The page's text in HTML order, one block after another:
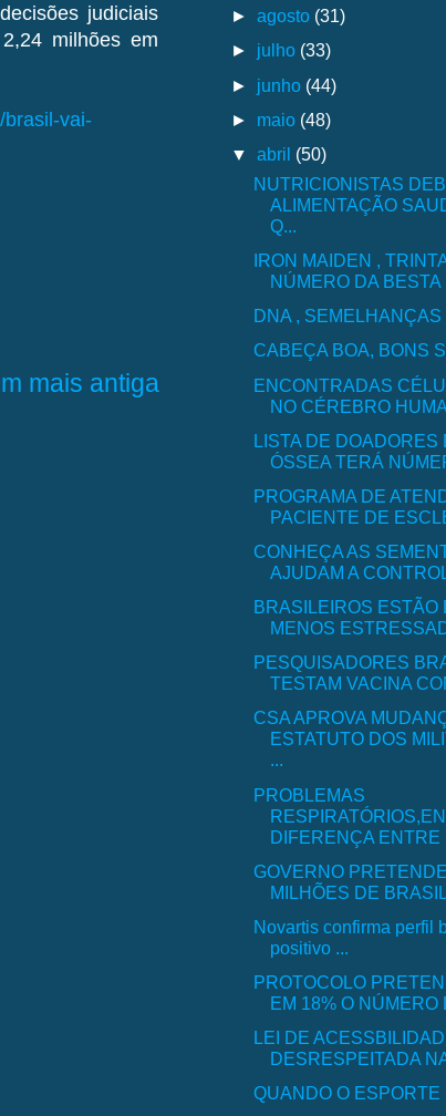
judiciais
milhões em
brasil-vai-
mais antiga
►agosto (31)
► julho (33)
► junho (44)
► maio (48)
▼abril (50)
NUTRICIONISTAS
ALIMENTAÇÃO
Q...
IRON MAIDEN ,
NÚMERO DA BESTA
DNA ,
CABEÇA BOA, BONS
ENCONTRADAS
NO CÉREBRO
LISTA DE DOADORES
ÓSSEA TERÁ
PROGRAMA DE
PACIENTE DE
CONHEÇA AS
AJUDAM A
BRASILEIROS ESTÃO
MENOS
PESQUISADORES
TESTAM VACINA
CSA APROVA
ESTATUTO DOS
...
PROBLEMAS
DIFERENÇA ENTRE
GOVERNO
MILHÕES DE
Novartis confirma perfil
positivo ...
PROTOCOLO
EM 18% O NÚMERO
LEI DE
DESRESPEITADA
QUANDO O ESPORTE